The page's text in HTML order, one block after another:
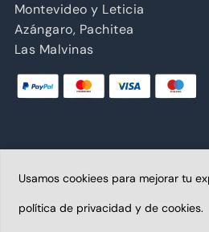
Montevideo y Leticia
Azángaro, Pachitea
Las Malvinas
Copyright © 2026 Abancay |
Abancay S.A.C. |
Usamos cookiees para mejorar tu
política de privacidad y de cookies.